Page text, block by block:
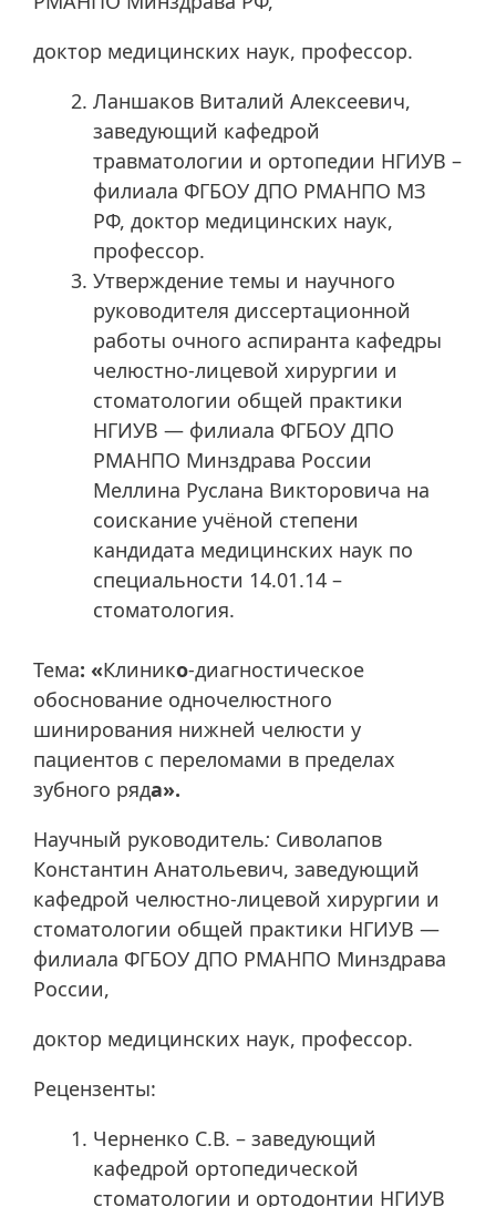
доктор медицинских наук, профессор.
Ланшаков Виталий Алексеевич,
заведующий кафедрой
травматологии и ортопедии НГИУВ –
филиала ФГБОУ ДПО РМАНПО МЗ
РФ, доктор медицинских наук,
профессор.
Утверждение темы и научного
руководителя диссертационной
работы очного аспиранта кафедры
челюстно-лицевой хирургии и
стоматологии общей практики
НГИУВ — филиала ФГБОУ ДПО
РМАНПО Минздрава России
Меллина Руслана Викторовича на
соискание учёной степени
кандидата медицинских наук по
специальности 14.01.14 –
стоматология.
Тема: «Клинико-диагностическое
обоснование одночелюстного
шинирования нижней челюсти у
пациентов с переломами в пределах
зубного ряда».
Научный руководитель: Сиволапов
Константин Анатольевич, заведующий
кафедрой челюстно-лицевой хирургии и
стоматологии общей практики НГИУВ —
филиала ФГБОУ ДПО РМАНПО Минздрава
России,
доктор медицинских наук, профессор.
Рецензенты:
Черненко С.В. – заведующий
кафедрой ортопедической
стоматологии и ортодонтии НГИУВ